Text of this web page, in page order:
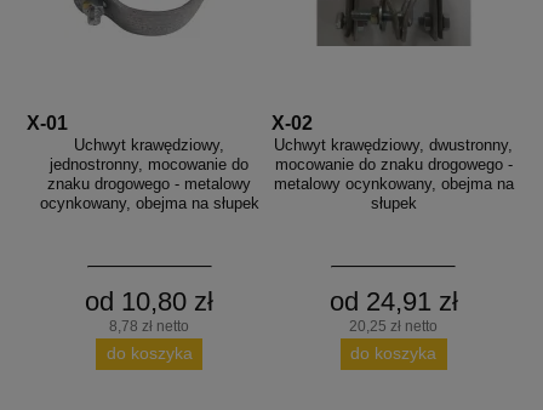
X-01
Uchwyt krawędziowy,
jednostronny, mocowanie do
znaku drogowego - metalowy
ocynkowany, obejma na słupek
od 10,80 zł
8,78 zł netto
do koszyka
X-02
Uchwyt krawędziowy, dwustronny,
mocowanie do znaku drogowego -
metalowy ocynkowany, obejma na
słupek
od 24,91 zł
20,25 zł netto
do koszyka